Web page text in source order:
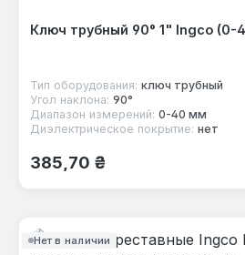
Ключ трубный 90° 1" Ingco (0-
Тип оборудования: ключ трубный
Угол наклона: 90°
Диапазон измерений: 0-40 мм
Диэлектрическое покрытие: нет
Обычная цена:
385,70 ₴
Нет в наличии